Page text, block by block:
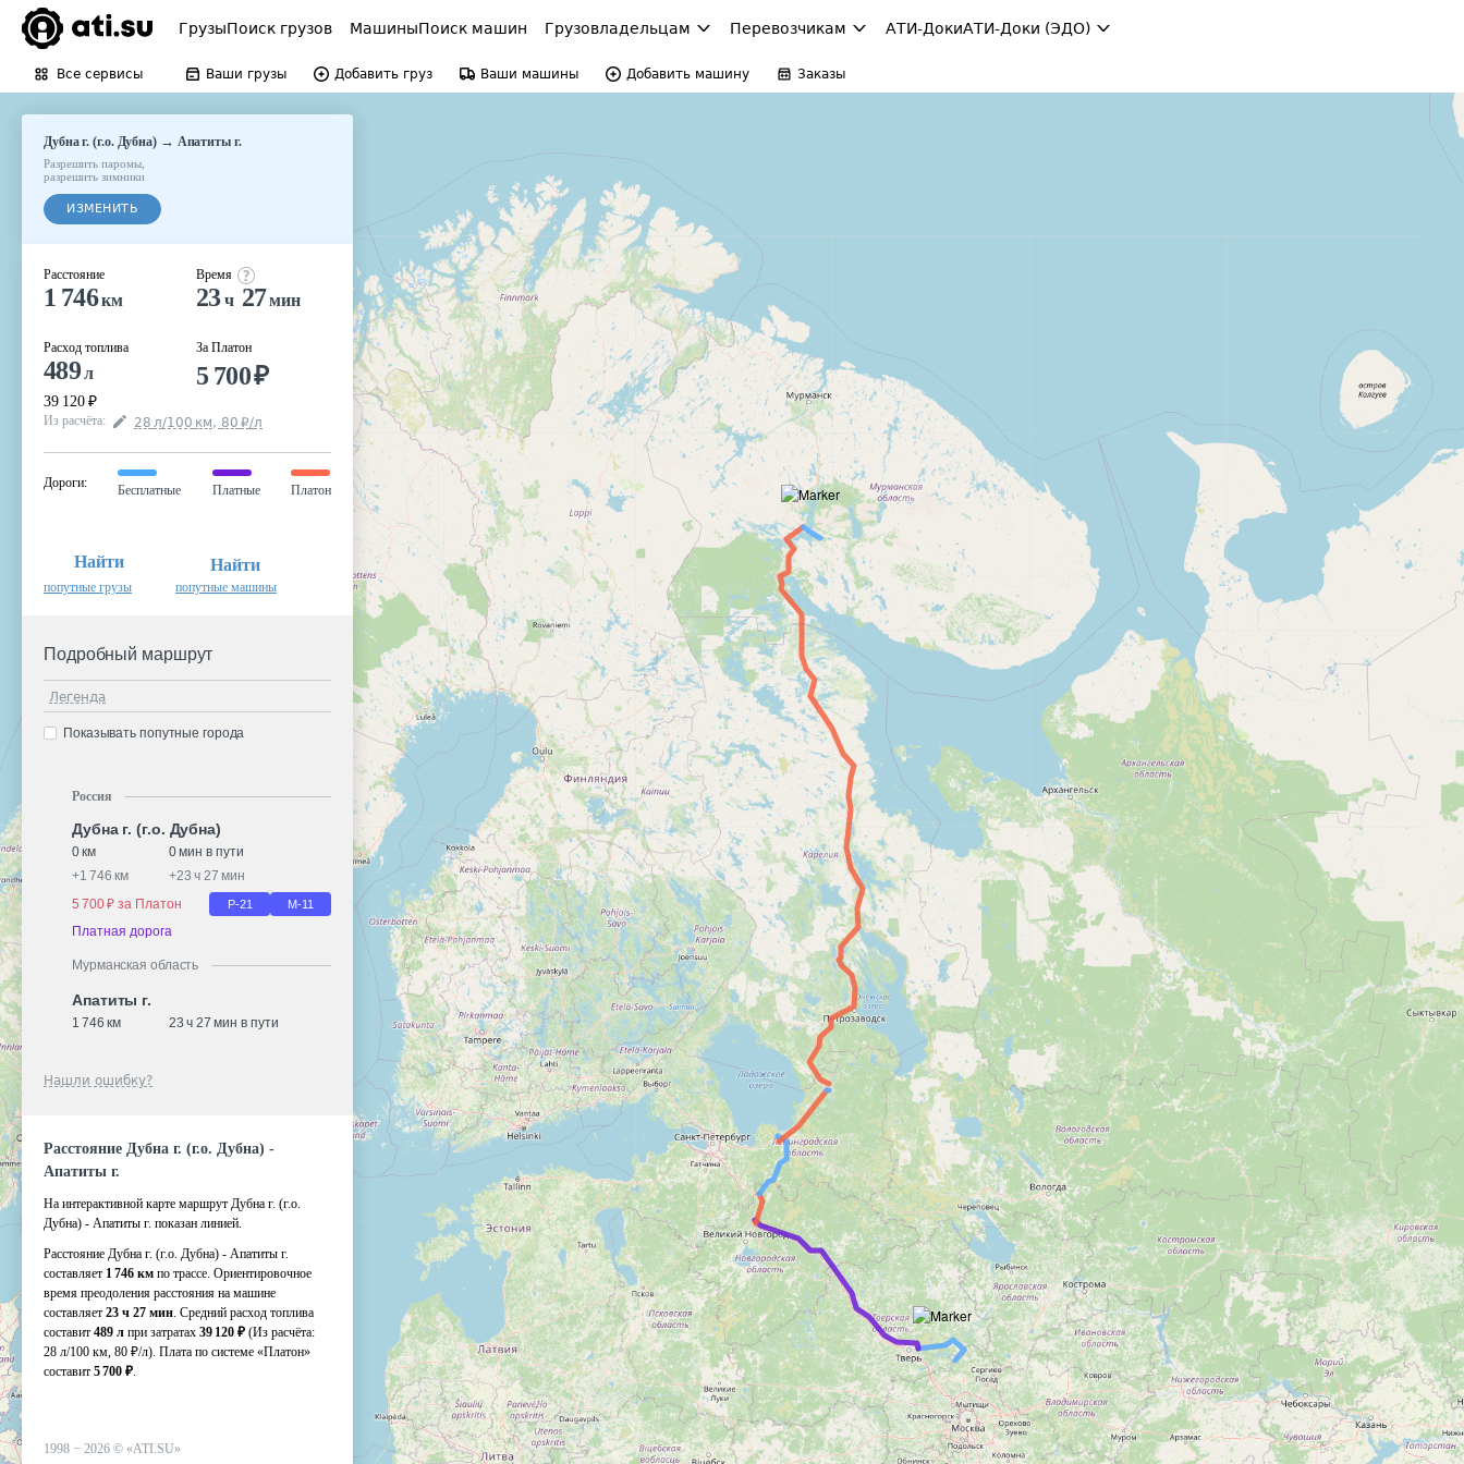
ГрузыПоиск грузов МашиныПоиск машин Грузовладельцам Перевозчикам АТИ-ДокиАТИ-Доки (ЭДО)
Все сервисы Ваши грузы Добавить груз Ваши машины Добавить машину Заказы
Дубна г. (г.о. Дубна)→ Апатиты г.
Разрешить паромы
разрешить зимники
ИЗМЕНИТЬ
Расстояние
1 746км
Расход топлива
489л
39 120 ₽
Время
23ч 27мин
За Платон
5 700₽
Из расчёта: 28 л/100 км, 80 ₽/л
Дороги:
Бесплатные Платные Платон
Найти
попутные грузы
Найти
попутные машины
Подробный маршрут
Легенда
Показывать попутные города
Россия
Дубна г. (г.о. Дубна)
0 км
0 мин в пути
+1 746 км +23 ч 27 мин
5 700 ₽ за Платон
Р-21 М-11
Платная дорога
Мурманская область
Апатиты г.
1 746 км 23 ч 27 мин в пути
Нашли ошибку?
Расстояние Дубна г. (г.о. Дубна) -
Апатиты г.
На интерактивной карте маршрут Дубна г. (г.о.
Дубна) - Апатиты г. показан линией.
Расстояние Дубна г. (г.о. Дубна) - Апатиты г.
составляет 1 746 км по трассе. Ориентировочное
время преодоления расстояния на машине
составляет 23 ч 27 мин. Средний расход топлива
составит 489 л при затратах 39 120 ₽ (Из расчёта:
28 л/100 км, 80 ₽/л). Плата по системе «Платон»
составит 5 700 ₽.
1998 − 2026 © «ATI.SU»